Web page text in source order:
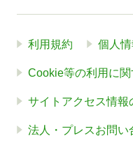
利用規約 個人
Cookie等の利用に
サイトアクセス情報
法人・プレスお問い